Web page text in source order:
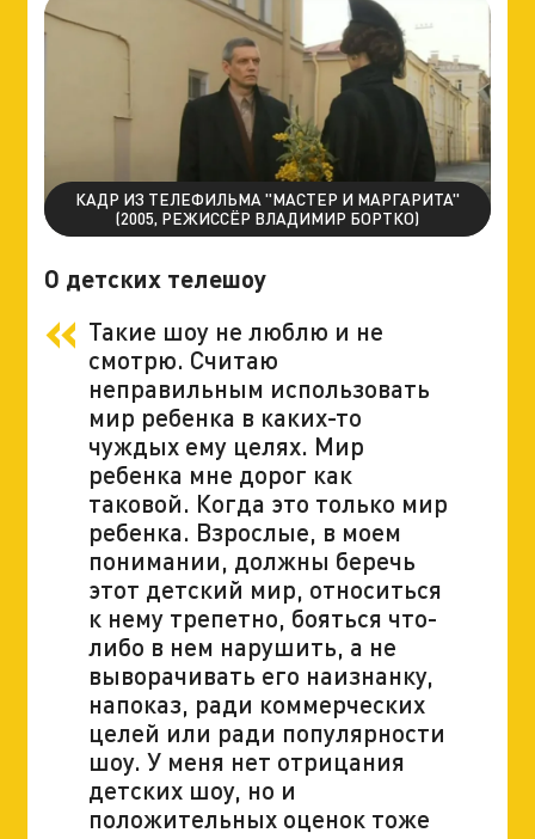
КАДР ИЗ ТЕЛЕФИЛЬМА "МАСТЕР И МАРГАРИТА"
(2005, РЕЖИССЁР ВЛАДИМИР БОРТКО)
О детских телешоу
Такие шоу не люблю и не
смотрю. Считаю
неправильным использовать
мир ребенка в каких-то
чуждых ему целях. Мир
ребенка мне дорог как
таковой. Когда это только мир
ребенка. Взрослые, в моем
понимании, должны беречь
этот детский мир, относиться
к нему трепетно, бояться что-
либо в нем нарушить, а не
выворачивать его наизнанку,
напоказ, ради коммерческих
целей или ради популярности
шоу. У меня нет отрицания
детских шоу, но и
положительных оценок тоже